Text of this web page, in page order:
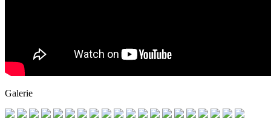
Galerie